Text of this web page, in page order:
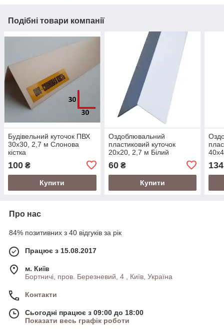
Подібні товари компанії
Будівельний куточок ПВХ
30х30, 2,7 м Слонова
кістка
100 ₴
Купити
Оздоблювальний
пластиковий куточок
20х20, 2,7 м Білий
60₴
Купити
134
Про нас
84% позитивних з 40 відгуків за рік
Працює з 15.08.2017
м. Київ
Бортничі, пров. Березневий, 4 , Київ, Україна
Контакти
Сьогодні працює з 09:00 до 18:00
Показати весь графік роботи